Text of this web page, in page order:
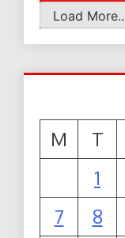
Load
M
T
1
7
8